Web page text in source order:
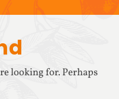
looking for. Perhaps